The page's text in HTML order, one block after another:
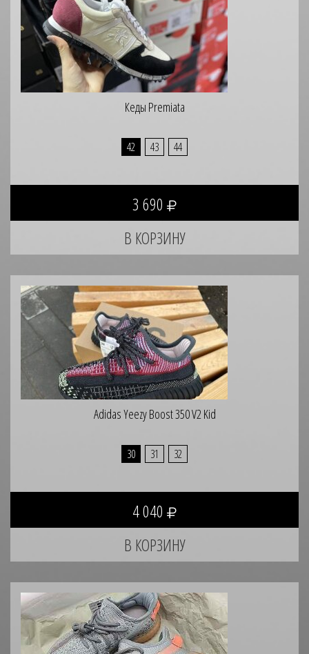
Кеды Premiata
42 43 44
3 690
Adidas Yeezy Boost 350 V2 Kid
30 31 32
4 040